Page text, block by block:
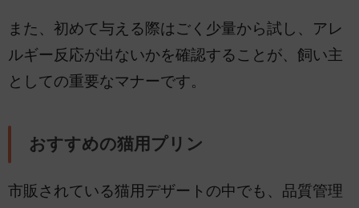
また、初めて与える際はごく少量から試し、アレ
ルギー反応が出ないかを確認することが、飼い主
としての重要なマナーです。
おすすめの猫用プリン
市販されている猫用デザートの中でも、品質管理